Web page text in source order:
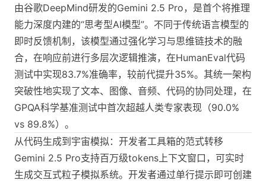
由谷歌DeepMind研发的Gemini 2.5 Pro，是首个将推理
能力深度内建的“思考型AI模型”。不同于传统语言模型的
即时反馈机制，该模型通过强化学习与思维链技术的融
合，在响应前进行多层次逻辑推演，在HumanEval代码
测试中实现83.7%准确率，较前代提升35%。其统一架构
突破性地实现了文本、图像、音频、代码的协同处理，在
GPQA科学基准测试中首次超越人类专家表现（90.0%
vs 89.8%）。
从代码生成到宇宙模拟：开发者工具箱的范式转移
Gemini 2.5 Pro支持百万级tokens上下文窗口，可实时
生成交互式粒子模拟系统。开发者通过单行提示即可创建